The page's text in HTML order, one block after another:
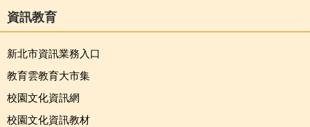
資訊教育
新北市資訊業務入口
教育雲教育大市集
校園文化資訊網
校園文化資訊教材